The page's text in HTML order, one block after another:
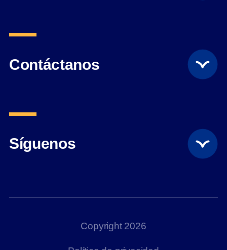
Contáctanos
Síguenos
Copyright 2026